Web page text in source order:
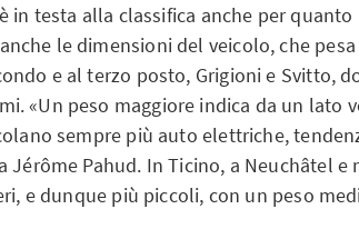
in testa alla classifica anche per
le dimensioni del veicolo, che
e al terzo posto, Grigioni e Svitto,
«Un peso maggiore indica da un lato
sempre più auto elettriche,
Jérôme Pahud. In Ticino, a Neuchâtel
e dunque più piccoli, con un peso